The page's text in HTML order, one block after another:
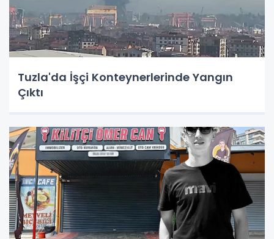
Tuzla'da İşçi Konteynerlerinde Yangın
Çıktı